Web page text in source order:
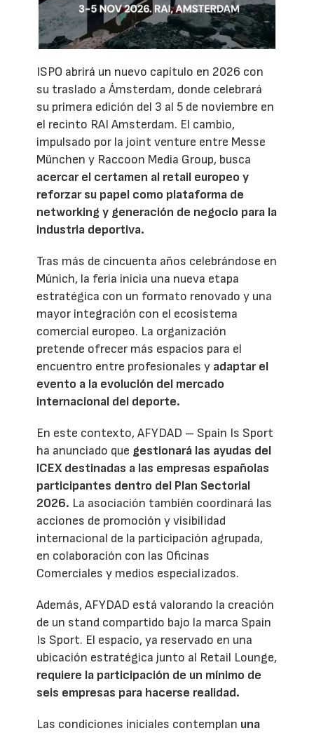
ISPO abrirá un nuevo capítulo en 2026 con
su traslado a Ámsterdam, donde celebrará
su primera edición del 3 al 5 de noviembre en
el recinto RAI Amsterdam. El cambio,
impulsado por la joint venture entre Messe
München y Raccoon Media Group, busca
acercar el certamen al retail europeo y
reforzar su papel como plataforma de
networking y generación de negocio para la
industria deportiva.
Tras más de cincuenta años celebrándose en
Múnich, la feria inicia una nueva etapa
estratégica con un formato renovado y una
mayor integración con el ecosistema
comercial europeo. La organización
pretende ofrecer más espacios para el
encuentro entre profesionales y adaptar el
evento a la evolución del mercado
internacional del deporte.
En este contexto, AFYDAD – Spain Is Sport
ha anunciado que gestionará las ayudas del
ICEX destinadas a las empresas españolas
participantes dentro del Plan Sectorial
2026. La asociación también coordinará las
acciones de promoción y visibilidad
internacional de la participación agrupada,
en colaboración con las Oficinas
Comerciales y medios especializados.
Además, AFYDAD está valorando la creación
de un stand compartido bajo la marca Spain
Is Sport. El espacio, ya reservado en una
ubicación estratégica junto al Retail Lounge,
requiere la participación de un mínimo de
seis empresas para hacerse realidad.
Las condiciones iniciales contemplan una